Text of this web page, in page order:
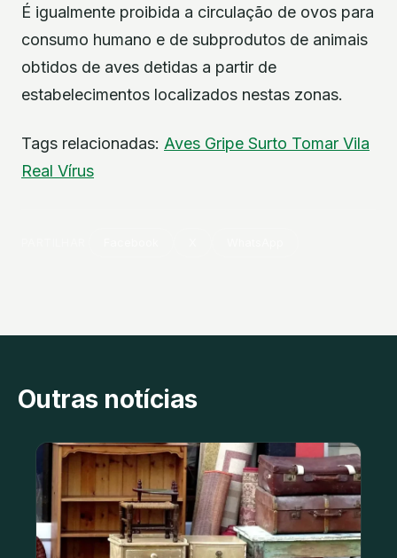
É igualmente proibida a circulação de ovos para
consumo humano e de subprodutos de animais
obtidos de aves detidas a partir de
estabelecimentos localizados nestas zonas.
Tags relacionadas: Aves Gripe Surto Tomar Vila
Real Vírus
Outras notícias